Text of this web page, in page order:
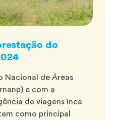
do
Nacional de Áreas
e com a
de viagens Inca
como principal